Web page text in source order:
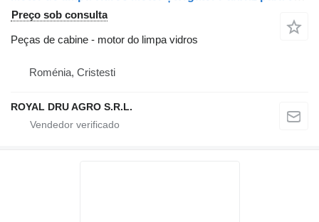
Preço sob consulta
Peças de cabine - motor do limpa vidros
Roménia, Cristesti
ROYAL DRU AGRO S.R.L.